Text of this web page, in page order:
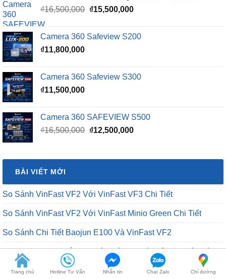
₫16,500,000 Giá
₫16,500,000.
₫15,500,000Giá
là:
Camera 360 Safeview S200
₫11,800,000
Camera 360 Safeview S300
₫11,500,000
Camera 360 SAFEVIEW S500
₫16,500,000 Giá
₫16,500,000.
₫12,500,000Giá
là:
BÀI VIẾT MỚI
So Sánh VinFast VF2 Với VinFast VF3 Chi Tiết
So Sánh VinFast VF2 Với VinFast Minio Green Chi Tiết
So Sánh Chi Tiết Baojun E100 Và VinFast VF2
VinFast VF2 Ra Mắt: Xe Điện Đô Thị Giá Chỉ 188 Triệu Đồng
VinFast VF2 Có Mấy Màu? Bảng Màu Xe VF2 Mới Nhất 2026
Trang chủ Hotline Tư Vấn Nhắn tin Chat Zalo Chỉ đường